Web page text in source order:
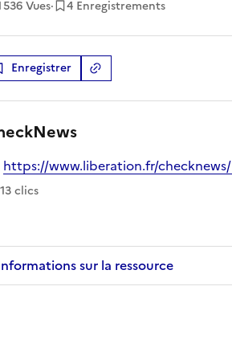
536Vues· 4 Enregistrements
Enregistrer Copier le lien
https://www.liberation.fr/checknews/
dans un nouvel onglet
clics
ce lien
sur la ressource